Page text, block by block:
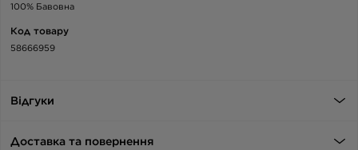
100% Бавовна
Код товару
58666959
Відгуки
Доставка та повернення